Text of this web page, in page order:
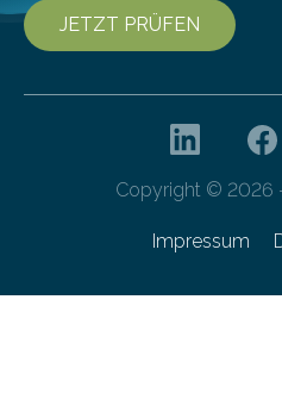
JETZT PRÜFEN
Copyright © 2026
Impressum